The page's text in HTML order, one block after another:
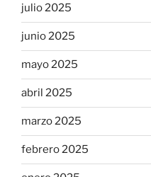
julio 2025
junio 2025
mayo 2025
abril 2025
marzo 2025
febrero 2025